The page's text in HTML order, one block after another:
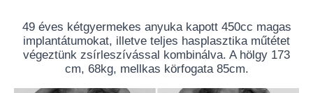
49 éves kétgyermekes anyuka kapott 450cc magas
implantátumokat, illetve teljes hasplasztika műtétet
végeztünk zsírleszívással kombinálva. A hölgy 173
cm, 68kg, mellkas körfogata 85cm.